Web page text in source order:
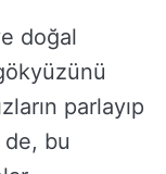
doğal
parlayıp
de, bu